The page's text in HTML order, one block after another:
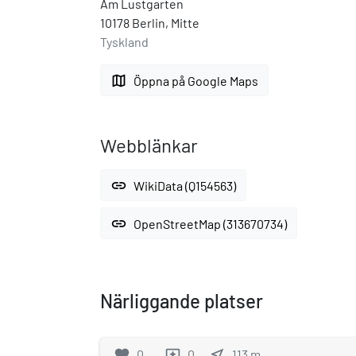
Am Lustgarten
10178 Berlin, Mitte
Tyskland
map Öppna på Google Maps
Webblänkar
link WikiData (Q154563)
link OpenStreetMap (313670734)
Närliggande platser